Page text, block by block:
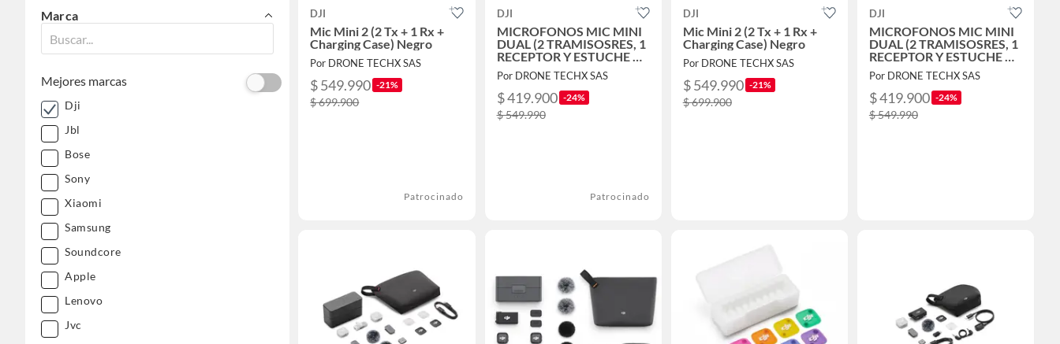
Marca
Mejores marcas
Dji
Jbl
Bose
Sony
Xiaomi
Samsung
Soundcore
Apple
Lenovo
Jvc
DJI
Mic Mini 2 (2 Tx + 1 Rx +
Charging Case) Negro
Por DRONE TECHX SAS
$ 549.990 -21%
$ 699.900
Patrocinado
DJI
MICROFONOS MIC MINI
DUAL (2 TRAMISOSRES, 1
RECEPTOR Y ESTUCHE DE
CARGA)
Por DRONE TECHX SAS
$ 419.900 -24%
$ 549.990
Patrocinado
DJI
Mic Mini 2 (2 Tx + 1 Rx +
Charging Case) Negro
Por DRONE TECHX SAS
$ 549.990 -21%
$ 699.900
DJI
MICROFONOS MIC MINI
DUAL (2 TRAMISOSRES, 1
RECEPTOR Y ESTUCHE DE
CARGA)
Por DRONE TECHX SAS
$ 419.900 -24%
$ 549.990